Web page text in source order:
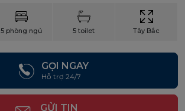
5 phòng ngủ 5 toilet Tây Bắc
GỌI NGAY
Hỗ trợ 24/7
GỬI TIN